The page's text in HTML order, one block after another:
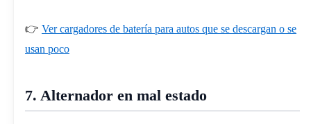
👉 Ver cargadores de batería para autos que se descargan o se
usan poco
7. Alternador en mal estado